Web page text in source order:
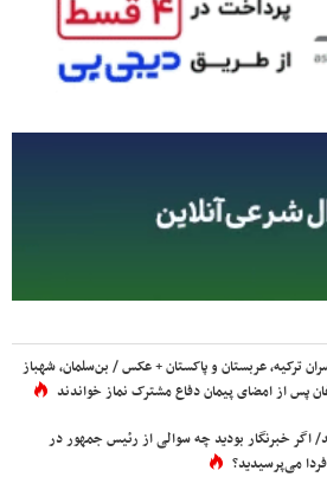
ترکیه، عربستان و پاکستان + عکس / بن‌سلمان، شهباز
پس از امضای پیمان دفاع مشترک نماز خواندند
اگر خبرنگار بودید چه سوالی از رئیس جمهور در
می‌پرسیدید؟